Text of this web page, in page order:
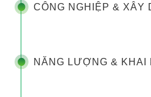
CÔNG NGHIỆP & XÂY
NĂNG LƯỢNG & KHAI